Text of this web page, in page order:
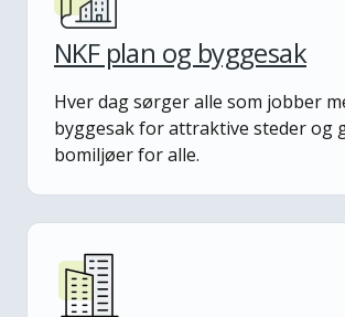
NKF plan og byggesak
Hver dag sørger alle som jobber
byggesak for attraktive steder og
bomiljøer for alle.